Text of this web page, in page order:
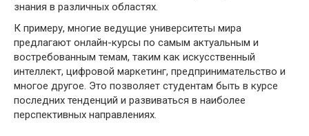
знания в различных областях.
К примеру, многие ведущие университеты мира
предлагают онлайн-курсы по самым актуальным и
востребованным темам, таким как искусственный
интеллект, цифровой маркетинг, предпринимательство и
многое другое. Это позволяет студентам быть в курсе
последних тенденций и развиваться в наиболее
перспективных направлениях.